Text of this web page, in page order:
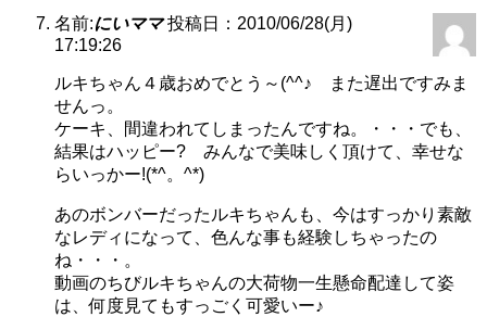
名前:にいママ 投稿日：2010/06/28(月)
17:19:26
ルキちゃん４歳おめでとう～(^^♪ また遅出ですみま
せんっ。
ケーキ、間違われてしまったんですね。・・・でも、
結果はハッピー? みんなで美味しく頂けて、幸せな
らいっかー!(*^。^*)
あのボンバーだったルキちゃんも、今はすっかり素敵
なレディになって、色んな事も経験しちゃったの
ね・・・。
動画のちびルキちゃんの大荷物一生懸命配達して姿
は、何度見てもすっごく可愛いー♪